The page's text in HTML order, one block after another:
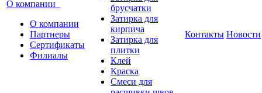
О компании
О компании
Партнеры
Сертификаты
Филиалы
брусчатки
Затирка для
кирпича
Затирка для
плитки
Клей
Краска
Смеси для
Контакты Новости